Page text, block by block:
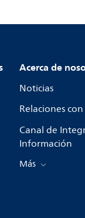
Acerca de
Noticias
Relaciones
Canal de
Información
Más